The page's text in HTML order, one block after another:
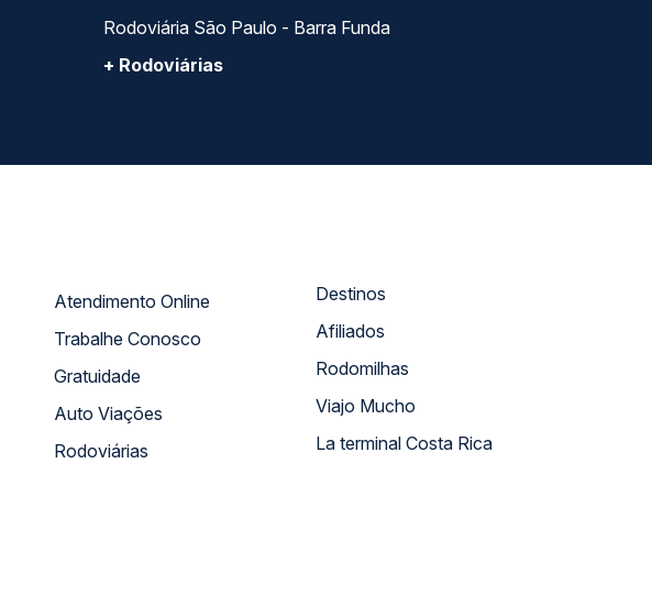
Rodoviária São Paulo - Barra Funda
+ Rodoviárias
Atendimento Online
Trabalhe Conosco
Gratuidade
Auto Viações
Rodoviárias
Destinos
Afiliados
Rodomilhas
Viajo Mucho
La terminal Costa Rica